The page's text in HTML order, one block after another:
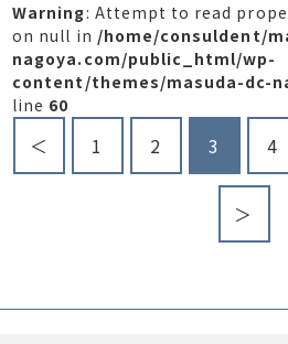
Warning : Attempt to read
on null in /home/consuldent/
nagoya.com/public_html/wp-
content/themes/masuda-dc-
line 60
＜ 1 2 3 4
＞